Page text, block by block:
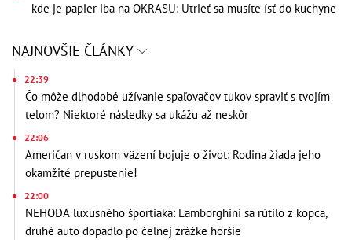
kde je papier iba na OKRASU: Utrieť sa musíte ísť do kuchyne
NAJNOVŠIE ČLÁNKY
22:39
Čo môže dlhodobé užívanie spaľovačov tukov spraviť s tvojím
telom? Niektoré následky sa ukážu až neskôr
22:06
Američan v ruskom väzení bojuje o život: Rodina žiada jeho
okamžité prepustenie!
22:00
NEHODA luxusného športiaka: Lamborghini sa rútilo z kopca,
druhé auto dopadlo po čelnej zrážke horšie